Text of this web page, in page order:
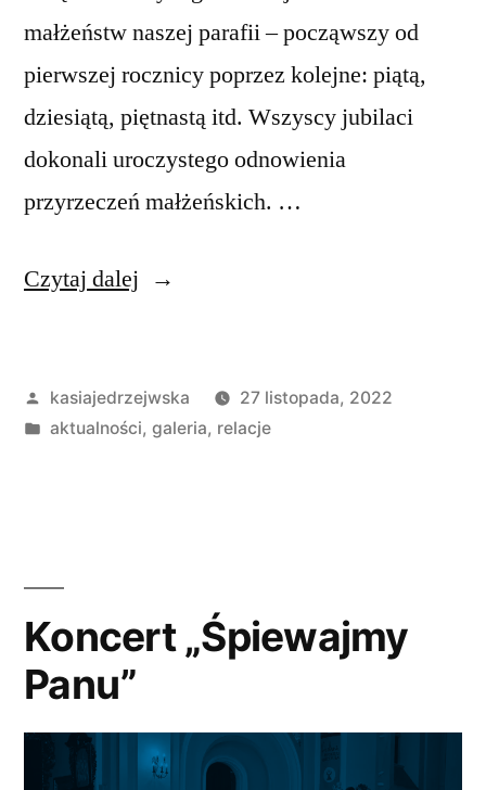
małżeństw naszej parafii – począwszy od
pierwszej rocznicy poprzez kolejne: piątą,
dziesiątą, piętnastą itd. Wszyscy jubilaci
dokonali uroczystego odnowienia
przyrzeczeń małżeńskich. …
Czytaj dalej „I
miłość,
wierność
…”
Opublikowane
przez
kasiajedrzejwska
27 listopada, 2022
Opublikowano
aktualności, galeria, relacje
Koncert „Śpiewajmy
Panu”